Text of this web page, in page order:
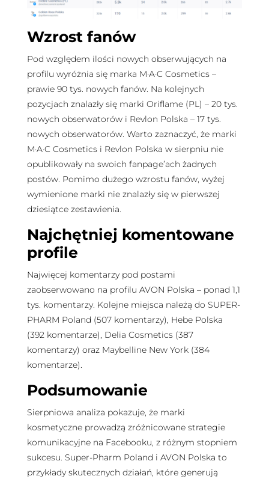
Wzrost fanów
Pod względem ilości nowych obserwujących na
profilu wyróżnia się marka M·A·C Cosmetics –
prawie 90 tys. nowych fanów. Na kolejnych
pozycjach znalazły się marki Oriflame (PL) – 20 tys.
nowych obserwatorów i Revlon Polska – 17 tys.
nowych obserwatorów. Warto zaznaczyć, że marki
M·A·C Cosmetics i Revlon Polska w sierpniu nie
opublikowały na swoich fanpage’ach żadnych
postów. Pomimo dużego wzrostu fanów, wyżej
wymienione marki nie znalazły się w pierwszej
dziesiątce zestawienia.
Najchętniej komentowane
profile
Najwięcej komentarzy pod postami
zaobserwowano na profilu AVON Polska – ponad 1,1
tys. komentarzy. Kolejne miejsca należą do SUPER-
PHARM Poland (507 komentarzy), Hebe Polska
(392 komentarze), Delia Cosmetics (387
komentarzy) oraz Maybelline New York (384
komentarze).
Podsumowanie
Sierpniowa analiza pokazuje, że marki
kosmetyczne prowadzą zróżnicowane strategie
komunikacyjne na Facebooku, z różnym stopniem
sukcesu. Super-Pharm Poland i AVON Polska to
przykłady skutecznych działań, które generują